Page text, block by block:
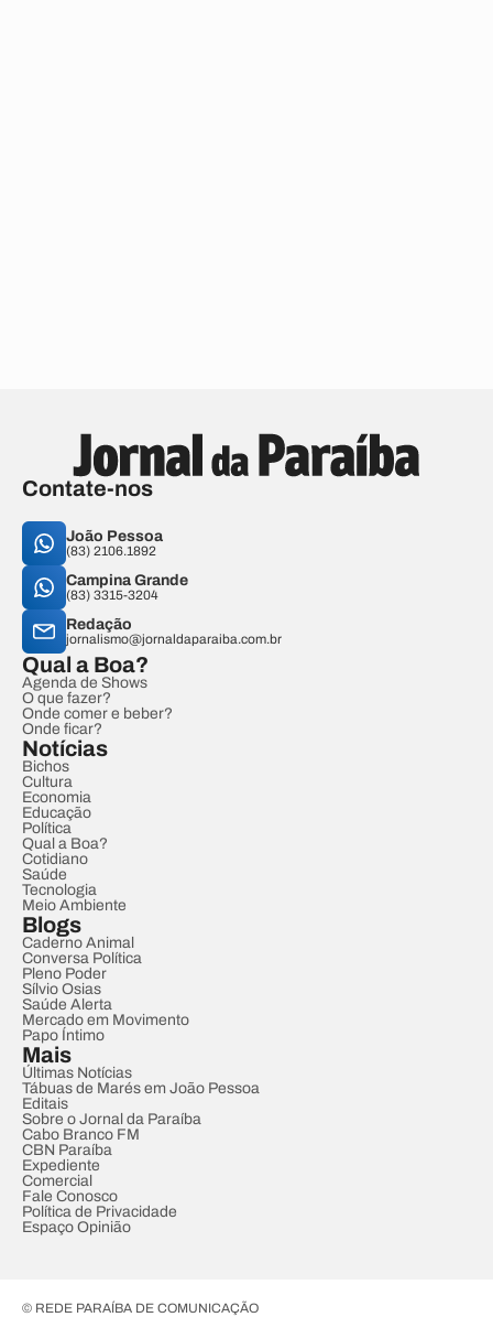
Contate-nos
João Pessoa
(83) 2106.1892
Campina Grande
(83) 3315-3204
Redação
jornalismo@jornaldaparaiba.com.br
Qual a Boa?
Agenda de Shows
O que fazer?
Onde comer e beber?
Onde ficar?
Notícias
Bichos
Cultura
Economia
Educação
Política
Qual a Boa?
Cotidiano
Saúde
Tecnologia
Meio Ambiente
Blogs
Caderno Animal
Conversa Política
Pleno Poder
Sílvio Osias
Saúde Alerta
Mercado em Movimento
Papo Íntimo
Mais
Últimas Notícias
Tábuas de Marés em João Pessoa
Editais
Sobre o Jornal da Paraíba
Cabo Branco FM
CBN Paraíba
Expediente
Comercial
Fale Conosco
Política de Privacidade
Espaço Opinião
© REDE PARAÍBA DE COMUNICAÇÃO